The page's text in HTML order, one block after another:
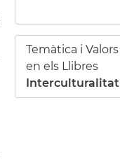
Temàtica i Valors
en els Llibres
Interculturalitat